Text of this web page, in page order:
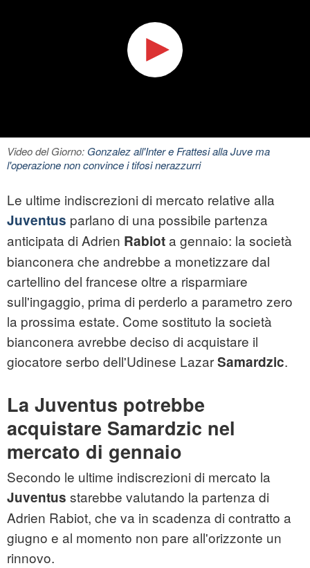
Video del Giorno: Gonzalez all'Inter e Frattesi alla Juve ma
l'operazione non convince i tifosi nerazzurri
Le ultime indiscrezioni di mercato relative alla
Juventus parlano di una possibile partenza
anticipata di Adrien Rabiota gennaio: la società
bianconera che andrebbe a monetizzare dal
cartellino del francese oltre a risparmiare
sull'ingaggio, prima di perderlo a parametro zero
la prossima estate. Come sostituto la società
bianconera avrebbe deciso di acquistare il
giocatore serbo dell'Udinese LazarSamardzic.
La Juventus potrebbe
acquistare Samardzic nel
mercato di gennaio
Secondo le ultime indiscrezioni di mercato la
Juventus starebbe valutando la partenza di
Adrien Rabiot, che va in scadenza di contratto a
giugno e al momento non pare all'orizzonte un
rinnovo.